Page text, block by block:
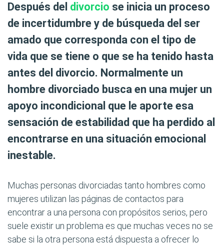
Después del divorcio se inicia un proceso
de incertidumbre y de búsqueda del ser
amado que corresponda con el tipo de
vida que se tiene o que se ha tenido hasta
antes del divorcio. Normalmente un
hombre divorciado busca en una mujer un
apoyo incondicional que le aporte esa
sensación de estabilidad que ha perdido al
encontrarse en una situación emocional
inestable.
Muchas personas divorciadas tanto hombres como
mujeres utilizan las páginas de contactos para
encontrar a una persona con propósitos serios, pero
suele existir un problema es que muchas veces no se
sabe si la otra persona está dispuesta a ofrecer lo